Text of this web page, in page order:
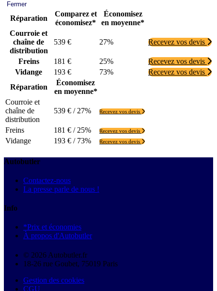
Fermer
Réparation
Comparez et
économisez*
Économisez
en moyenne*
Courroie et
chaîne de
distribution
539 € 27% Recevez vos devis
Freins 181 € 25%
Recevez vos devis
Vidange
193 € 73%
Recevez vos devis
Réparation
Économisez
en moyenne*
Courroie et
chaîne de
distribution
539 € / 27% Recevez vos devis
Freins 181 € / 25% Recevez vos devis
Vidange 193 € / 73% Recevez vos devis
Autobutler
Contactez-nous
La presse parle de nous !
Info
*Prix et économies
À propos d'Autobutler
© 2026 Autobutler.fr
18-26 rue Goubet, 75019 Paris
Gestion des cookies
CGU